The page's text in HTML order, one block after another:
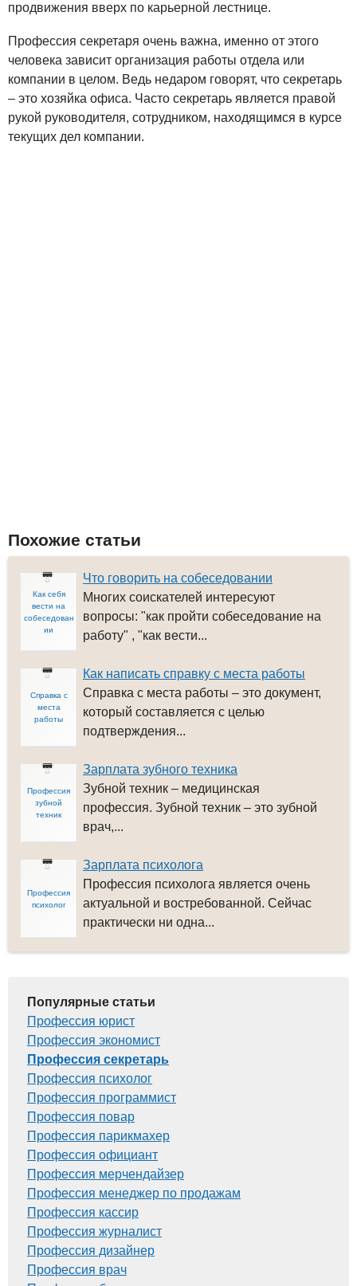
продвижения вверх по карьерной лестнице.
Профессия секретаря очень важна, именно от этого
человека зависит организация работы отдела или
компании в целом. Ведь недаром говорят, что секретарь
– это хозяйка офиса. Часто секретарь является правой
рукой руководителя, сотрудником, находящимся в курсе
текущих дел компании.
Похожие статьи
Как себя
вести на
собеседован
ии
Что говорить на собеседовании
Многих соискателей интересуют
вопросы: "как пройти собеседование на
работу" , "как вести...
Справка с
места
работы
Как написать справку с места работы
Cправка с места работы – это документ,
который составляется с целью
подтверждения...
Профессия
зубной
техник
Зарплата зубного техника
Зубной техник – медицинская
профессия. Зубной техник – это зубной
врач,...
Профессия
психолог
Зарплата психолога
Профессия психолога является очень
актуальной и востребованной. Сейчас
практически ни одна...
Популярные статьи
Профессия юрист
Профессия экономист
Профессия секретарь
Профессия психолог
Профессия программист
Профессия повар
Профессия парикмахер
Профессия официант
Профессия мерчендайзер
Профессия менеджер по продажам
Профессия кассир
Профессия журналист
Профессия дизайнер
Профессия врач